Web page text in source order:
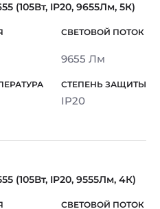
(105Вт, IP20, 9655Лм, 5К)
9655 Лм
IP20
(105Вт, IP20, 9555Лм, 4К)